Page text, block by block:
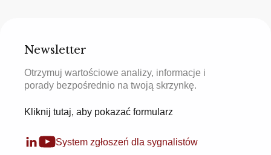
Newsletter
Otrzymuj wartościowe analizy, informacje i
porady bezpośrednio na twoją skrzynkę.
Kliknij tutaj, aby pokazać formularz
System zgłoszeń dla sygnalistów